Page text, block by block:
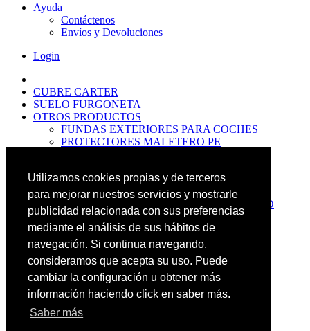
Utilizamos cookies propias y de terceros
para mejorar nuestros servicios y mostrarle
publicidad relacionada con sus preferencias
mediante el análisis de sus hábitos de
navegación. Si continua navegando,
consideramos que acepta su uso. Puede
cambiar la configuración u obtener más
información haciendo click en saber más.
Saber más
Ayuda
Contáctenos
Envíos y Devoluciones
Login
CUBRE CARTER
SUELO FURGONETA
OTROS PRODUCTOS
FUNDAS EXTERIORES PARA COCHES
PROTECTORES MALETERO PE
PREMIUM
PROTECTORES MALETERO PE
PROTECTORES DE MALETERO CAUCHO
BASIC
ALFOMBRILLAS GOMA PREMIUM
ALFOMBRILLAS GOMA BASIC
OFERTAS
NOVEDADES
CONTACTO